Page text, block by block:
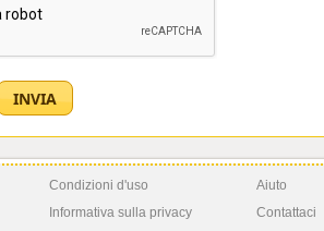
Condizioni d'uso
Informativa sulla privacy
Aiuto
Contattaci